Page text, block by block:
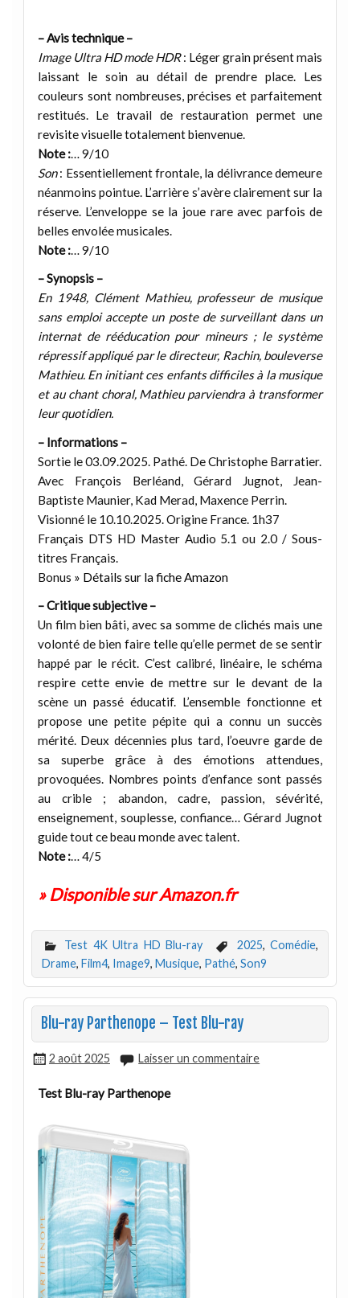
– Avis technique –
Image Ultra HD mode HDR: Léger grain présent mais
laissant le soin au détail de prendre place. Les
couleurs sont nombreuses, précises et parfaitement
restitués. Le travail de restauration permet une
revisite visuelle totalement bienvenue.
Note :… 9/10
Son: Essentiellement frontale, la délivrance demeure
néanmoins pointue. L’arrière s’avère clairement sur la
réserve. L’enveloppe se la joue rare avec parfois de
belles envolée musicales.
Note :… 9/10
– Synopsis –
En 1948, Clément Mathieu, professeur de musique
sans emploi accepte un poste de surveillant dans un
internat de rééducation pour mineurs ; le système
répressif appliqué par le directeur, Rachin, bouleverse
Mathieu. En initiant ces enfants difficiles à la musique
et au chant choral, Mathieu parviendra à transformer
leur quotidien.
– Informations –
Sortie le 03.09.2025. Pathé. De Christophe Barratier.
Avec François Berléand, Gérard Jugnot, Jean-
Baptiste Maunier, Kad Merad, Maxence Perrin.
Visionné le 10.10.2025. Origine France. 1h37
Français DTS HD Master Audio 5.1 ou 2.0 / Sous-
titres Français.
Bonus » Détails sur la fiche Amazon
– Critique subjective –
Un film bien bâti, avec sa somme de clichés mais une
volonté de bien faire telle qu’elle permet de se sentir
happé par le récit. C’est calibré, linéaire, le schéma
respire cette envie de mettre sur le devant de la
scène un passé éducatif. L’ensemble fonctionne et
propose une petite pépite qui a connu un succès
mérité. Deux décennies plus tard, l’oeuvre garde de
sa superbe grâce à des émotions attendues,
provoquées. Nombres points d’enfance sont passés
au crible ; abandon, cadre, passion, sévérité,
enseignement, souplesse, confiance… Gérard Jugnot
guide tout ce beau monde avec talent.
Note :… 4/5
» Disponible sur Amazon.fr
Test 4K Ultra HD Blu-ray 2025,Comédie,
Drame, Film4, Image9, Musique, Pathé, Son9
Blu-ray Parthenope – Test Blu-ray
2 août 2025 Laisser un commentaire
Test Blu-ray Parthenope